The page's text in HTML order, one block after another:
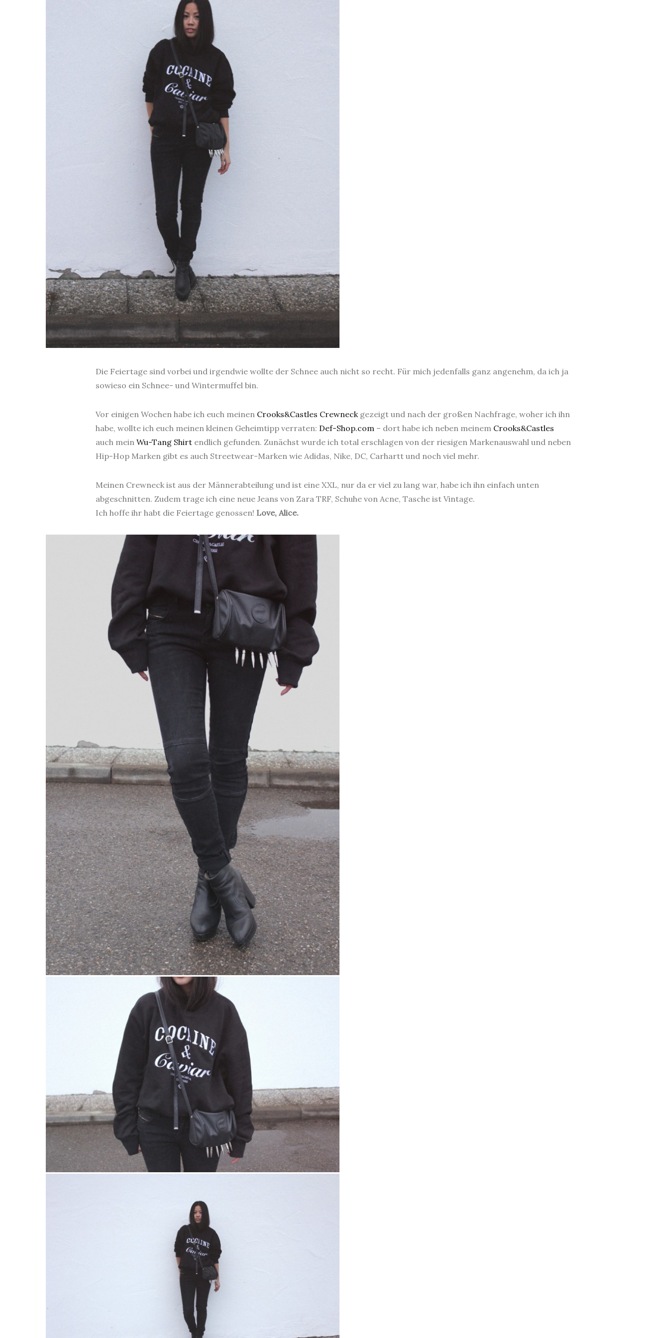
Die Feiertage sind vorbei und irgendwie wollte der Schnee auch nicht so recht. Für mich jedenfalls ganz angenehm, da ich ja
sowieso ein Schnee- und Wintermuffel bin.
Vor einigen Wochen habe ich euch meinen Crooks&Castles Crewneck gezeigt und nach der großen Nachfrage, woher ich ihn
habe, wollte ich euch meinen kleinen Geheimtipp verraten: Def-Shop.com – dort habe ich neben meinem Crooks&Castles
auch mein Wu-Tang Shirt endlich gefunden. Zunächst wurde ich total erschlagen von der riesigen Markenauswahl und neben
Hip-Hop Marken gibt es auch Streetwear-Marken wie Adidas, Nike, DC, Carhartt und noch viel mehr.
Meinen Crewneck ist aus der Männerabteilung und ist eine XXL, nur da er viel zu lang war, habe ich ihn einfach unten
abgeschnitten. Zudem trage ich eine neue Jeans von Zara TRF, Schuhe von Acne, Tasche ist Vintage.
Ich hoffe ihr habt die Feiertage genossen! Love, Alice.